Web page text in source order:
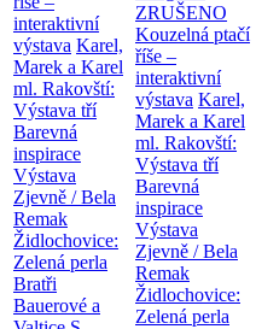
interaktivní
výstava Karel,
Marek a Karel
ml. Rakovští:
Výstava tří
Barevná
inspirace
Výstava
Zjevně / Bela
Remak
Židlochovice:
Zelená perla
Bratři
Bauerové a
ZRUŠENO
Kouzelná ptačí
říše –
interaktivní
výstava Karel,
Marek a Karel
ml. Rakovští:
Výstava tří
Barevná
inspirace
Výstava
Zjevně / Bela
Remak
Židlochovice:
Zelená perla